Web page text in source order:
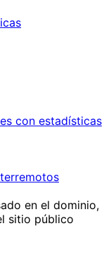
con estadísticas
en el dominio,
sitio público